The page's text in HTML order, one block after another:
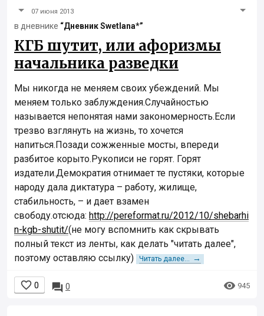
07 июня 2013
в дневнике “Дневник Swetlana*”
КГБ шутит, или афоризмы
начальника разведки
Мы никогда не меняем своих убеждений. Мы
меняем только заблуждения.Случайностью
называется непонятая нами закономерность.Если
трезво взглянуть на жизнь, то хочется
напиться.Позади сожженные мосты, впереди
разбитое корыто.Рукописи не горят. Горят
издатели.Демократия отнимает те пустяки, которые
народу дала диктатура – работу, жилище,
стабильность, – и дает взамен
свободу.отсюда: http://pereformat.ru/2012/10/shebarhi
n-kgb-shutit/(не могу вспомнить как скрывать
полный текст из ленты, как делать "читать далее",
поэтому оставляю ссылку)
Читать далее... →
 0  0  945